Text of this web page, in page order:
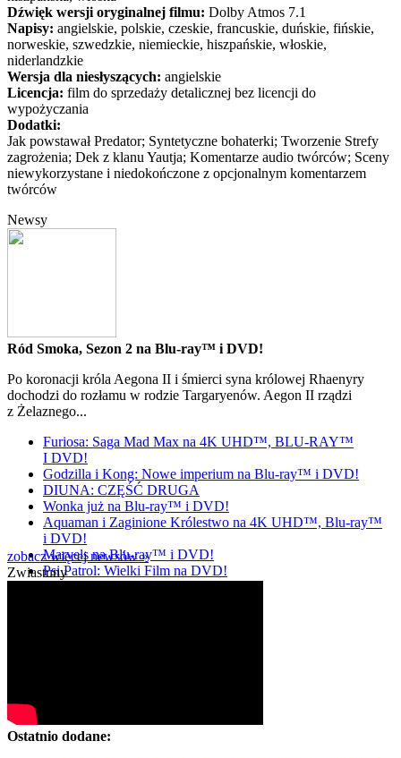
Dźwięk wersji oryginalnej filmu: Dolby Atmos 7.1
Napisy: angielskie, polskie, czeskie, francuskie, duńskie, fińskie,
norweskie, szwedzkie, niemieckie, hiszpańskie, włoskie,
niderlandzkie
Wersja dla niesłyszących: angielskie
Licencja: film do sprzedaży detalicznej bez licencji do
wypożyczania
Dodatki:
Jak powstawał Predator; Syntetyczne bohaterki; Tworzenie Strefy
zagrożenia; Dek z klanu Yautja; Komentarze audio twórców; Sceny
niewykorzystane i niedokończone z opcjonalnym komentarzem
twórców
Newsy
Ród Smoka, Sezon 2 na Blu-ray™ i DVD!
Po koronacji króla Aegona II i śmierci syna królowej Rhaenyry
dochodzi do rozłamu w rodzie Targaryenów. Aegon II rządzi
z Żelaznego...
Furiosa: Saga Mad Max na 4K UHD™, BLU-RAY™
I DVD!
Godzilla i Kong: Nowe imperium na Blu-ray™ i DVD!
DIUNA: CZĘŚĆ DRUGA
Wonka już na Blu-ray™ i DVD!
Aquaman i Zaginione Królestwo na 4K UHD™, Blu-ray™
i DVD!
Marvels na Blu-ray™ i DVD!
Psi Patrol: Wielki Film na DVD!
zobacz więcej newsów »
Zwiastuny
Ostatnio dodane: